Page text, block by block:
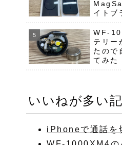
イトブ
WF-
テリー
たので
てみた
いいねが多い
iPhoneで通話を